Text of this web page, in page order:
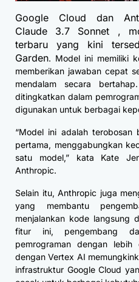
Google Cloud dan
Claude 3.7 Sonnet ,
terbaru yang kini
Garden. Model ini memiliki
memberikan jawaban cepat
mendalam secara
ditingkatkan dalam
digunakan untuk berbagai
“Model ini adalah terobosan
pertama, menggabungkan
satu model,” kata Kate
Anthropic.
Selain itu, Anthropic juga
yang membantu
menjalankan kode langsung
fitur ini, pengembang
pemrograman dengan
dengan Vertex AI
infrastruktur Google Cloud